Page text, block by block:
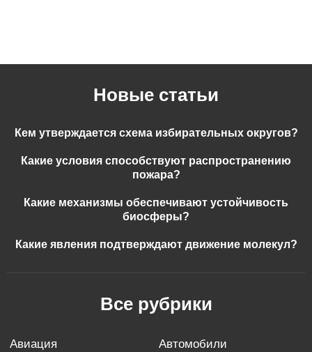
Новые статьи
Кем утверждается схема избирательных округов?
Какие условия способствуют распространению
пожара?
Какие механизмы обеспечивают устойчивость
биосферы?
Какие явления подтверждают движение молекул?
Все рубрики
авиация
автомобили